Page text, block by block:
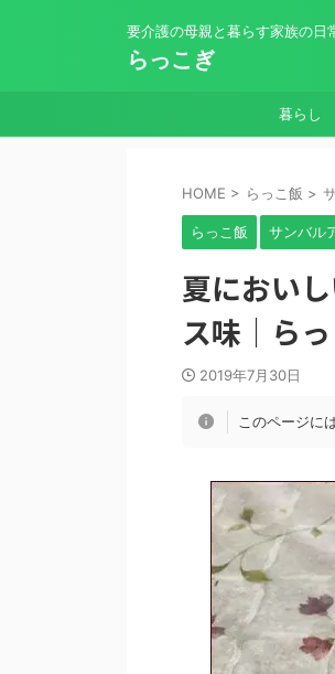
要介護の母親と暮らす家族の日
らっこぎ
暮らし
HOME > らっこ飯 >
らっこ飯 サンバル
夏におい
ス味｜ら
2019年7月30日
このページに